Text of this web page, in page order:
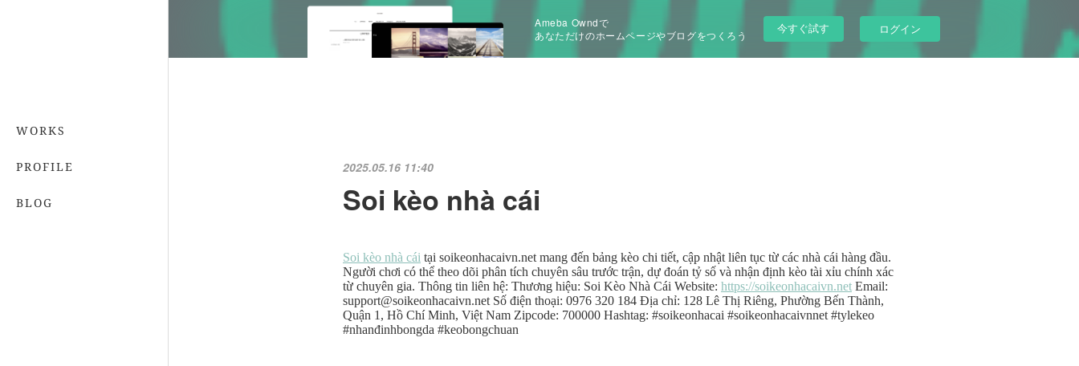
WORKS
PROFILE
BLOG
Ameba Owndで
あなただけのホームページやブログをつくろう
今すぐ試す ログイン
2025.05.16 11:40
Soi kèo nhà cái